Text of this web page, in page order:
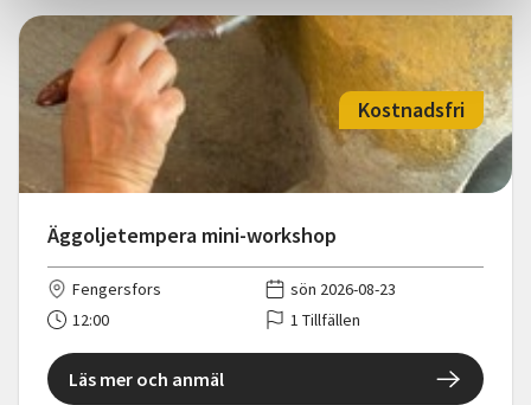
Äggoljetempera mini-workshop
Kostnadsfri
Fengersfors
sön 2026-08-23
12:00
1 Tillfällen
Läs mer och anmäl